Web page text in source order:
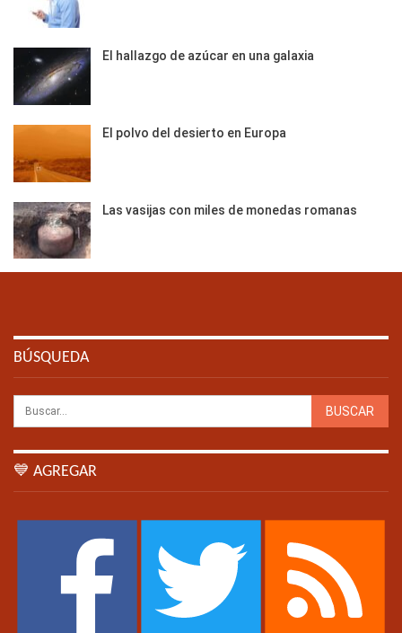
El hallazgo de azúcar en una galaxia
El polvo del desierto en Europa
Las vasijas con miles de monedas romanas
BÚSQUEDA
💙 AGREGAR